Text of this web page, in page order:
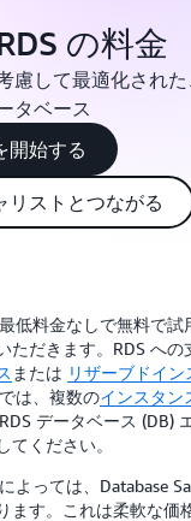
の料金
慮して最適化され
タベース
開始する
リストとつながる
低料金なしで無料で
ただきます。RDS への
または リザーブドイン
は、複数のインスタン
データベース (DB)
てください。
よっては、Database
ます。これは柔軟な価